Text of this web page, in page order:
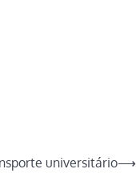
universitário⟶